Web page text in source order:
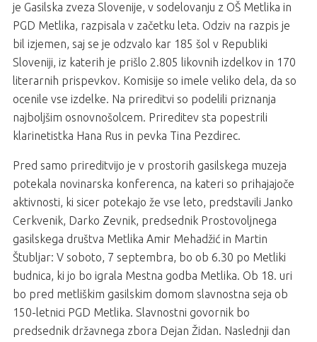
je Gasilska zveza Slovenije, v sodelovanju z OŠ Metlika in
PGD Metlika, razpisala v začetku leta. Odziv na razpis je
bil izjemen, saj se je odzvalo kar 185 šol v Republiki
Sloveniji, iz katerih je prišlo 2.805 likovnih izdelkov in 170
literarnih prispevkov. Komisije so imele veliko dela, da so
ocenile vse izdelke. Na prireditvi so podelili priznanja
najboljšim osnovnošolcem. Prireditev sta popestrili
klarinetistka Hana Rus in pevka Tina Pezdirec.
Pred samo prireditvijo je v prostorih gasilskega muzeja
potekala novinarska konferenca, na kateri so prihajajoče
aktivnosti, ki sicer potekajo že vse leto, predstavili Janko
Cerkvenik, Darko Zevnik, predsednik Prostovoljnega
gasilskega društva Metlika Amir Mehadžić in Martin
Štubljar: V soboto, 7 septembra, bo ob 6.30 po Metliki
budnica, ki jo bo igrala Mestna godba Metlika. Ob 18. uri
bo pred metliškim gasilskim domom slavnostna seja ob
150-letnici PGD Metlika. Slavnostni govornik bo
predsednik državnega zbora Dejan Židan. Naslednji dan